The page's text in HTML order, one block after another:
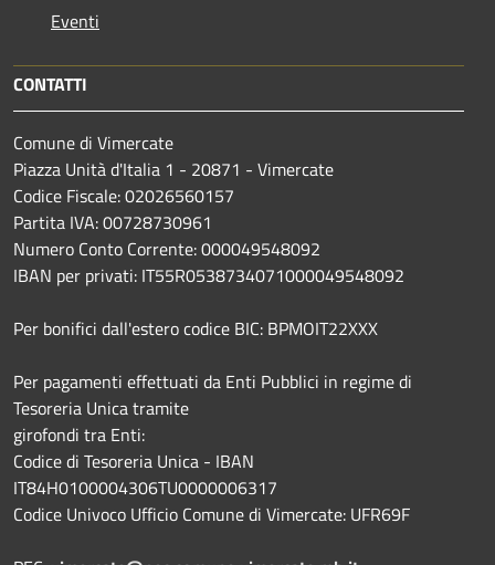
Eventi
CONTATTI
Comune di Vimercate
Piazza Unità d'Italia 1 - 20871 - Vimercate
Codice Fiscale: 02026560157
Partita IVA: 00728730961
Numero Conto Corrente: 000049548092
IBAN per privati: IT55R0538734071000049548092
Per bonifici dall'estero codice BIC: BPMOIT22XXX
Per pagamenti effettuati da Enti Pubblici in regime di
Tesoreria Unica tramite
girofondi tra Enti:
Codice di Tesoreria Unica - IBAN
IT84H0100004306TU0000006317
Codice Univoco Ufficio Comune di Vimercate: UFR69F